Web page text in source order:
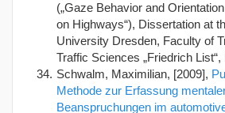
(„Gaze Behavior and
on Highways“), Dissertation at
University Dresden, Faculty of
Traffic Sciences „Friedrich
Schwalm, Maximilian, [2009],
Methode zur Erfassung
Beanspruchungen im